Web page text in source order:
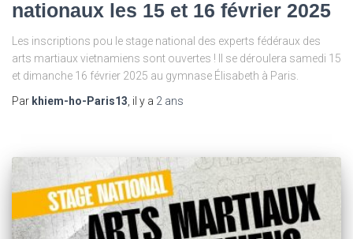
nationaux les 15 et 16 février 2025
Les inscriptions pou le stage national des experts fédéraux des
arts martiaux vietnamiens sont ouvertes ! Il se déroulera samedi 15
et dimanche 16 février 2025 au gymnase Élisabeth à Paris.
Par khiem-ho-Paris13 , il y a 2 ans